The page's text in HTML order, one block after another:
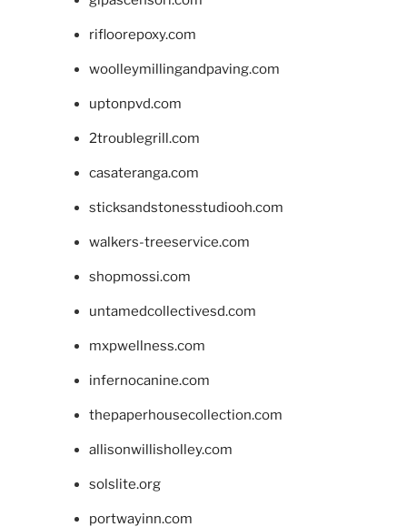
rifloorepoxy.com
woolleymillingandpaving.com
uptonpvd.com
2troublegrill.com
casateranga.com
sticksandstonesstudiooh.com
walkers-treeservice.com
shopmossi.com
untamedcollectivesd.com
mxpwellness.com
infernocanine.com
thepaperhousecollection.com
allisonwillisholley.com
solslite.org
portwayinn.com